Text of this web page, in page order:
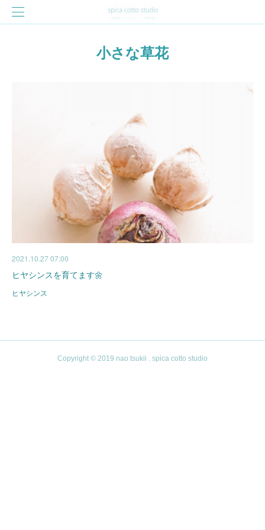
小さな草花
2021.10.27 07:00
ヒヤシンスを育てます🌼
ヒヤシンス
Copyright © 2019 nao tsukii . spica cotto studio